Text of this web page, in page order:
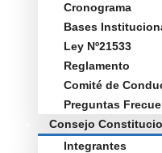
Cronograma
Bases
Ley Nº21533
Reglamento
Comité de
Preguntas
Consejo
Integrantes